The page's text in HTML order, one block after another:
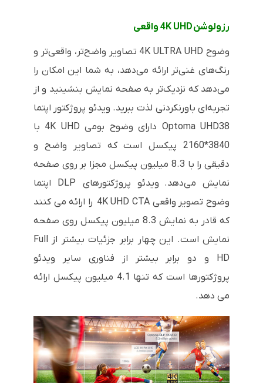
رزولوشن 4K UHD واقعی
وضوح 4K ULTRA UHD تصاویر واضح‌تر، واقعی‌تر و
رنگ‌های غنی‌تر ارائه می‌دهد، به شما این امکان را
می‌دهد که نزدیک‌تر به صفحه نمایش بنشینید و از
تجربه‌ای باورنکردنی لذت ببرید. ویدئو پروژکتور اپتما
Optoma UHD38 دارای وضوح بومی 4K UHD با
3840*2160 پیکسل است که تصاویر واضح و
دقیقی را با 8.3 میلیون پیکسل مجزا بر روی صفحه
نمایش می‌دهد. ویدئو پروژکتورهای DLP اپتما
وضوح تصویر واقعی 4K UHD CTA را ارائه می کنند
که قادر به نمایش 8.3 میلیون پیکسل روی صفحه
نمایش است. این چهار برابر جزئیات بیشتر از Full
HD و دو برابر بیشتر از فناوری سایر ویدئو
پروژکتورها است که تنها 4.1 میلیون پیکسل ارائه
می دهد.